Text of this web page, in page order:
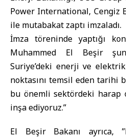
Power International, Cengiz
ile mutabakat zaptı imzaladı.
İmza töreninde yaptığı
Muhammed El Beşir
Suriye’deki enerji ve
noktasını temsil eden tarihi
bu önemli sektördeki harap
inşa ediyoruz.”
El Beşir Bakanı ayrıca,